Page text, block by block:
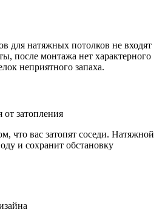
для натяжных потолков не входят
после монтажа нет характерного
неприятного запаха.
затопления
что вас затопят соседи. Натяжной
и сохранит обстановку